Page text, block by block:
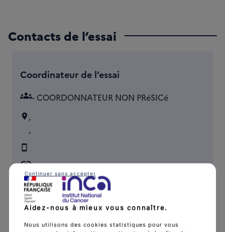
Contacts de l’essai
Coordinateur de l’essai
groups- COORDONNATEUR NON PRéSICé
,
,
link
Aidez-nous à mieux vous connaître.
Nous utilisons des cookies statistiques pour vous
Continuer sans accepter